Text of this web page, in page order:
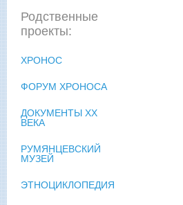
Родственные
проекты:
ХРОНОС
ФОРУМ ХРОНОСА
ДОКУМЕНТЫ XX
ВЕКА
РУМЯНЦЕВСКИЙ
МУЗЕЙ
ЭТНОЦИКЛОПЕДИЯ